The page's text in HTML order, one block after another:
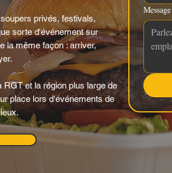
privés, festivals,
sorte d'événement sur
la même façon : arriver,
RGT et la région plus large de
place lors d'événements de